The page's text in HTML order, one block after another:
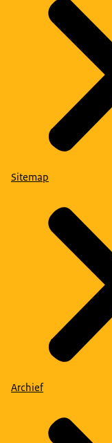
Sitemap
Archief